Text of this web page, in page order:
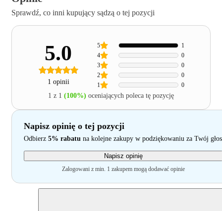
Sprawdź, co inni kupujący sądzą o tej pozycji
5.0
1 opinii 1 0
2 0
3 0
4 0
5 1
1 z 1 (100%) oceniających poleca tę pozycję
Napisz opinię o tej pozycji
Odbierz 5% rabatu na kolejne zakupy w podziękowaniu za Twój głos
Napisz opinię
Zalogowani z min. 1 zakupem mogą dodawać opinie